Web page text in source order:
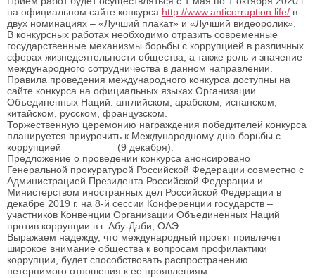
на официальном сайте конкурса http://www.anticorruption.life/ в
двух номинациях – «Лучший плакат» и «Лучший видеоролик».
В конкурсных работах необходимо отразить современные
государственные механизмы борьбы с коррупцией в различных
сферах жизнедеятельности общества, а также роль и значение
международного сотрудничества в данном направлении.
Правила проведения международного конкурса доступны на
сайте конкурса на официальных языках Организации
Объединенных Наций: английском, арабском, испанском,
китайском, русском, французском.
Торжественную церемонию награждения победителей конкурса
планируется приурочить к Международному дню борьбы с
коррупцией (9 декабря).
Предложение о проведении конкурса анонсировано
Генеральной прокуратурой Российской Федерации совместно с
Администрацией Президента Российской Федерации и
Министерством иностранных дел Российской Федерации в
декабре 2019 г. на 8-й сессии Конференции государств –
участников Конвенции Организации Объединенных Наций
против коррупции в г. Абу-Даби, ОАЭ.
Выражаем надежду, что международный проект привлечет
широкое внимание общества к вопросам профилактики
коррупции, будет способствовать распространению
нетерпимого отношения к ее проявлениям.